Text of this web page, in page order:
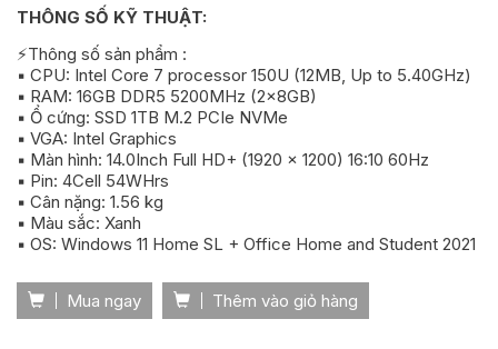
THÔNG SỐ KỸ THUẬT:
⚡Thông số sản phẩm :
▪️ CPU: Intel Core 7 processor 150U (12MB, Up to 5.40GHz)
▪️ RAM: 16GB DDR5 5200MHz (2x8GB)
▪️ Ổ cứng: SSD 1TB M.2 PCIe NVMe
▪️ VGA: Intel Graphics
▪️ Màn hình: 14.0Inch Full HD+ (1920 x 1200) 16:10 60Hz
▪️ Pin: 4Cell 54WHrs
▪️ Cân nặng: 1.56 kg
▪️ Màu sắc: Xanh
▪️ OS: Windows 11 Home SL + Office Home and Student 2021
Mua ngay Thêm vào giỏ hàng